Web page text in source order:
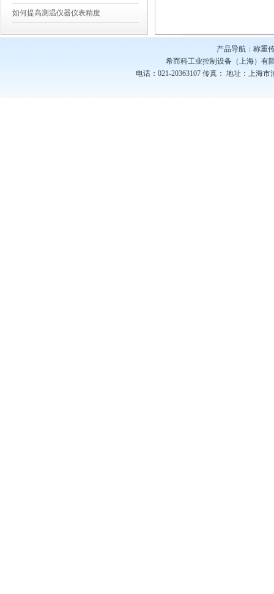
如何提高测温仪器仪表精度
产品导航：称重
希而科工业控制设备（上海）有
电话：021-20363107 传真： 地址：上海市